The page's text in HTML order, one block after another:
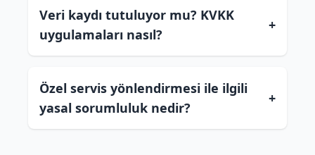
Veri kaydı tutuluyor mu? KVKK
uygulamaları nasıl?
+
Özel servis yönlendirmesi ile ilgili
yasal sorumluluk nedir?
+